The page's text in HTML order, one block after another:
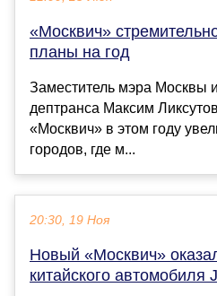
«Москвич»
планы на год
Заместитель мэра Москвы
дептранса Максим
«Москвич» в этом году
городов, где м...
20:30, 19 Ноя
Новый «Москвич»
китайского автомобиля